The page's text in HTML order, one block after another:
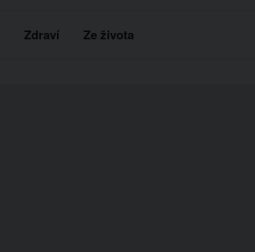
Zdraví Ze života